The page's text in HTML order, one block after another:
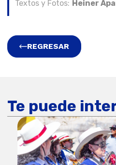
Textos y Fotos: Heiner
REGRESAR
Te puede